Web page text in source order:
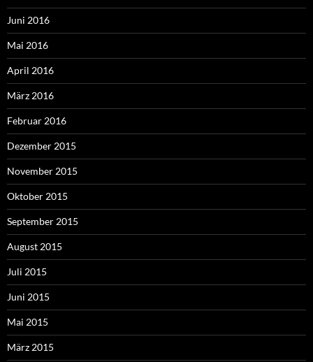
Juni 2016
Mai 2016
April 2016
März 2016
Februar 2016
Dezember 2015
November 2015
Oktober 2015
September 2015
August 2015
Juli 2015
Juni 2015
Mai 2015
März 2015